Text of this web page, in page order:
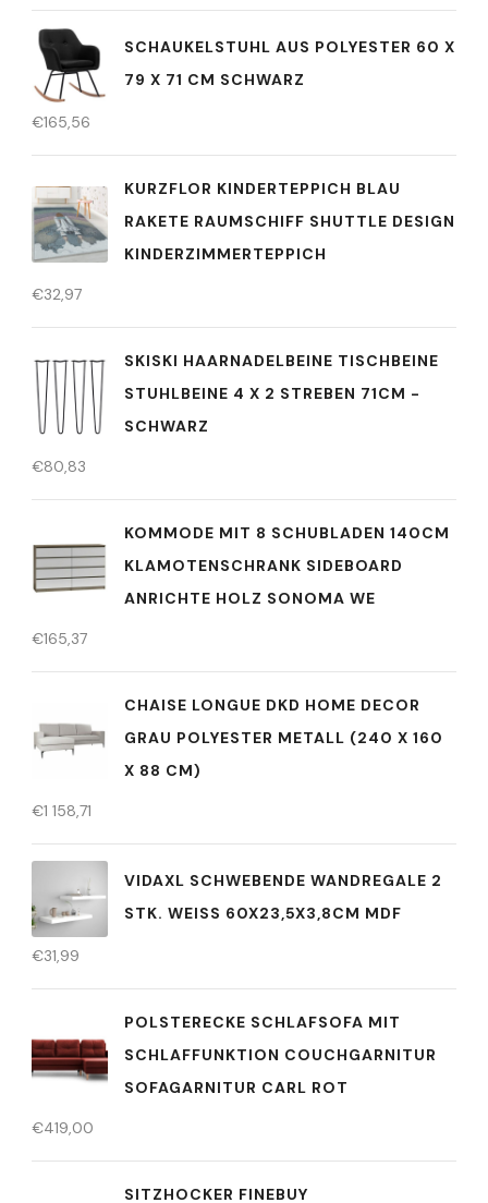
SCHAUKELSTUHL AUS POLYESTER 60 X
79 X 71 CM SCHWARZ
€165,56
KURZFLOR KINDERTEPPICH BLAU
RAKETE RAUMSCHIFF SHUTTLE DESIGN
KINDERZIMMERTEPPICH
€32,97
SKISKI HAARNADELBEINE TISCHBEINE
STUHLBEINE 4 X 2 STREBEN 71CM -
SCHWARZ
€80,83
KOMMODE MIT 8 SCHUBLADEN 140CM
KLAMOTENSCHRANK SIDEBOARD
ANRICHTE HOLZ SONOMA WE
€165,37
CHAISE LONGUE DKD HOME DECOR
GRAU POLYESTER METALL (240 X 160
X 88 CM)
€1 158,71
VIDAXL SCHWEBENDE WANDREGALE 2
STK. WEISS 60X23,5X3,8CM MDF
€31,99
POLSTERECKE SCHLAFSOFA MIT
SCHLAFFUNKTION COUCHGARNITUR
SOFAGARNITUR CARL ROT
€419,00
SITZHOCKER FINEBUY